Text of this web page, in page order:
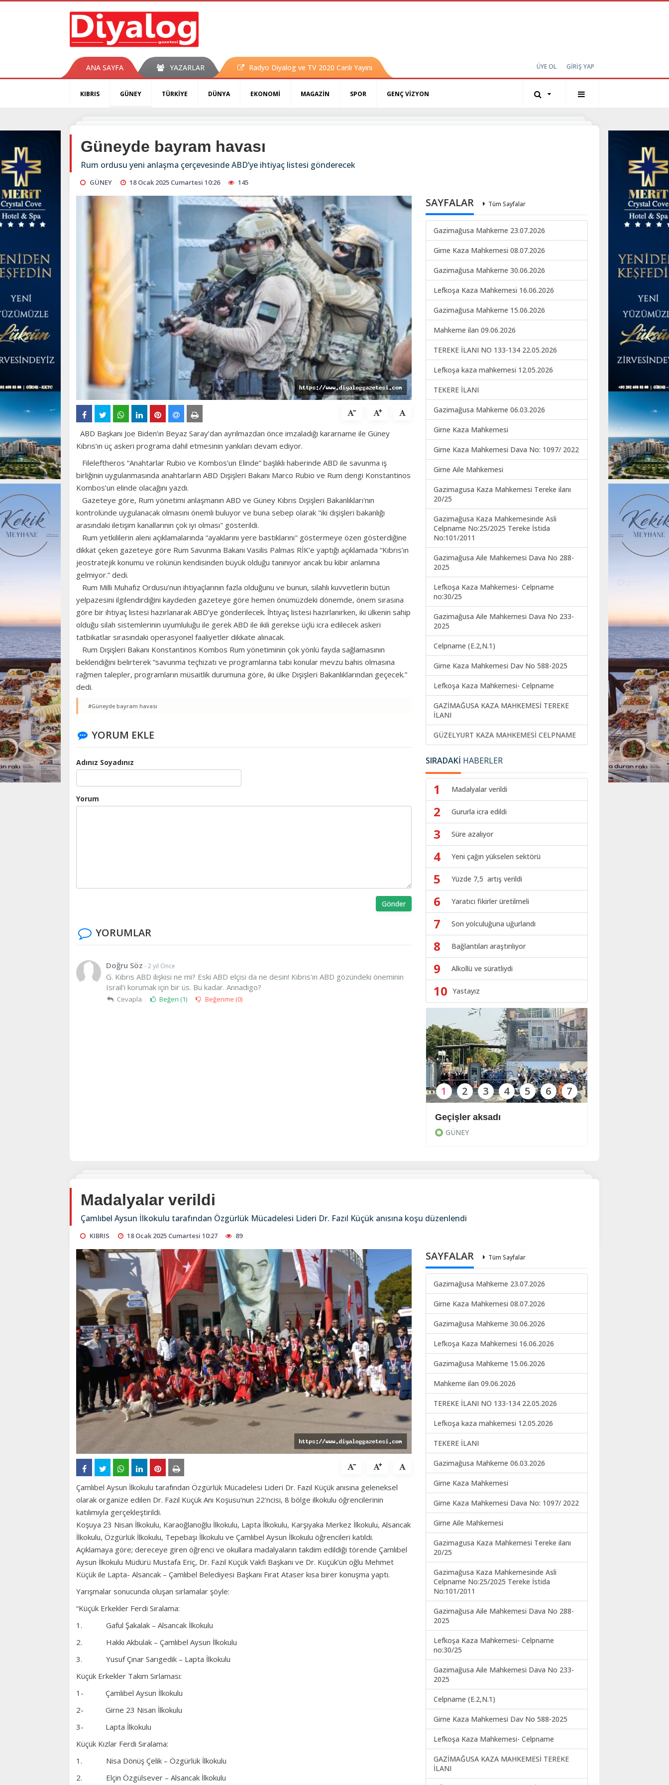
ANA SAYFA YAZARLAR Radyo Diyalog ve TV 2020 Canlı Yayını ÜYE OL GİRİŞ YAP
KIBRIS GÜNEY TÜRKİYE DÜNYA EKONOMİ MAGAZİN SPOR GENÇ VİZYON
Güneyde bayram havası
Rum ordusu yeni anlaşma çerçevesinde ABD’ye ihtiyaç listesi gönderecek
GÜNEY 18 Ocak 2025 Cumartesi 10:26 145
ABD Başkanı Joe Biden’ın Beyaz Saray’dan ayrılmazdan önce imzaladığı kararname ile Güney
Kıbrıs’ın üç askeri programa dahil etmesinin yankıları devam ediyor.
Fileleftheros “Anahtarlar Rubio ve Kombos’un Elinde” başlıklı haberinde ABD ile savunma iş
birliğinin uygulanmasında anahtarların ABD Dışişleri Bakanı Marco Rubio ve Rum dengi Konstantinos
Kombos’un elinde olacağını yazdı.
Gazeteye göre, Rum yönetimi anlaşmanın ABD ve Güney Kıbrıs Dışişleri Bakanlıkları'nın
kontrolünde uygulanacak olmasını önemli buluyor ve buna sebep olarak "iki dışişleri bakanlığı
arasındaki iletişim kanallarının çok iyi olması" gösterildi.
Rum yetkililerin aleni açıklamalarında “ayaklarını yere bastıklarını" göstermeye özen gösterdiğine
dikkat çeken gazeteye göre Rum Savunma Bakanı Vasilis Palmas RİK’e yaptığı açıklamada “Kıbrıs’ın
jeostratejik konumu ve rolünün kendisinden büyük olduğu tanınıyor ancak bu kibir anlamına
gelmiyor.” dedi.
Rum Milli Muhafız Ordusu’nun ihtiyaçlarının fazla olduğunu ve bunun, silahlı kuvvetlerin bütün
yelpazesini ilgilendirdiğini kaydeden gazeteye göre hemen önümüzdeki dönemde, önem sırasına
göre bir ihtiyaç listesi hazırlanarak ABD’ye gönderilecek. İhtiyaç listesi hazırlanırken, iki ülkenin sahip
olduğu silah sistemlerinin uyumluluğu ile gerek ABD ile ikili gerekse üçlü icra edilecek askeri
tatbikatlar sırasındaki operasyonel faaliyetler dikkate alınacak.
Rum Dışişleri Bakanı Konstantinos Kombos Rum yönetiminin çok yönlü fayda sağlamasının
beklendiğini belirterek “savunma teçhizatı ve programlarına tabi konular mevzu bahis olmasına
rağmen talepler, programların müsaitlik durumuna göre, iki ülke Dışişleri Bakanlıklarından geçecek.”
dedi.
#Güneyde bayram havası
YORUM EKLE
Adınız Soyadınız
Yorum
Gönder
YORUMLAR
Doğru Söz - 2 yıl Önce
G. Kıbrıs ABD ilişkisi ne mi? Eski ABD elçisi da ne desin! Kıbrıs'ın ABD gözündeki öneminin
Israil'i korumak için bir üs. Bu kadar. Annadigo?
Cevapla Beğen (1) Beğenme (0)
SAYFALAR Tüm Sayfalar
Gazimağusa Mahkeme 23.07.2026
Girne Kaza Mahkemesi 08.07.2026
Gazimağusa Mahkeme 30.06.2026
Lefkoşa Kaza Mahkemesi 16.06.2026
Gazimağusa Mahkeme 15.06.2026
Mahkeme ilan 09.06.2026
TEREKE İLANI NO 133-134 22.05.2026
Lefkoşa kaza mahkemesi 12.05.2026
TEKERE İLANI
Gazimağusa Mahkeme 06.03.2026
Girne Kaza Mahkemesi
Girne Kaza Mahkemesi Dava No: 1097/ 2022
Girne Aile Mahkemesi
Gazimagusa Kaza Mahkemesi Tereke ilanı
20/25
Gazimağusa Kaza Mahkemesinde Asli
Celpname No:25/2025 Tereke İstida
No:101/2011
Gazimağusa Aile Mahkemesi Dava No 288-
2025
Lefkoşa Kaza Mahkemesi- Celpname
no:30/25
Gazimağusa Aile Mahkemesi Dava No 233-
2025
Celpname (E.2,N.1)
Girne Kaza Mahkemesi Dav No 588-2025
Lefkoşa Kaza Mahkemesi- Celpname
GAZİMAĞUSA KAZA MAHKEMESİ TEREKE
İLANI
GÜZELYURT KAZA MAHKEMESİ CELPNAME
SIRADAKİ HABERLER
1 Madalyalar verildi
2 Gururla icra edildi
3 Süre azalıyor
4 Yeni çağın yükselen sektörü
5 Yüzde 7,5 artış verildi
6 Yaratıcı fikirler üretilmeli
7 Son yolculuğuna uğurlandı
8 Bağlantıları araştırılıyor
9 Alkollü ve süratliydi
10 Yastayız
Geçişler aksadı
GÜNEY
1 2 3 4 5 6 7
Madalyalar verildi
Çamlıbel Aysun İlkokulu tarafından Özgürlük Mücadelesi Lideri Dr. Fazıl Küçük anısına koşu düzenlendi
KIBRIS 18 Ocak 2025 Cumartesi 10:27 89
Çamlıbel Aysun İlkokulu tarafından Özgürlük Mücadelesi Lideri Dr. Fazıl Küçük anısına geleneksel
olarak organize edilen Dr. Fazıl Küçük Anı Koşusu'nun 22'ncisi, 8 bölge ilkokulu öğrencilerinin
katılımıyla gerçekleştirildi.
Koşuya 23 Nisan İlkokulu, Karaoğlanoğlu İlkokulu, Lapta İlkokulu, Karşıyaka Merkez İlkokulu, Alsancak
İlkokulu, Özgürlük İlkokulu, Tepebaşı İlkokulu ve Çamlıbel Aysun İlkokulu öğrencileri katıldı.
Açıklamaya göre; dereceye giren öğrenci ve okullara madalyaların takdim edildiği törende Çamlıbel
Aysun İlkokulu Müdürü Mustafa Eriç, Dr. Fazıl Küçük Vakfı Başkanı ve Dr. Küçük’ün oğlu Mehmet
Küçük ile Lapta- Alsancak – Çamlıbel Belediyesi Başkanı Fırat Ataser kısa birer konuşma yaptı.
Yarışmalar sonucunda oluşan sırlamalar şöyle:
“Küçük Erkekler Ferdi Sıralama:
1. Gaful Şakalak – Alsancak İlkokulu
2. Hakkı Akbulak – Çamlıbel Aysun İlkokulu
3. Yusuf Çınar Sarıgedik – Lapta İlkokulu
Küçük Erkekler Takım Sırlaması:
1- Çamlıbel Aysun İlkokulu
2- Girne 23 Nisan İlkokulu
3- Lapta İlkokulu
Küçük Kızlar Ferdi Sıralama:
1. Nisa Dönüş Çelik – Özgürlük İlkokulu
2. Elçin Özgülsever – Alsancak İlkokulu
SAYFALAR Tüm Sayfalar
Gazimağusa Mahkeme 23.07.2026
Girne Kaza Mahkemesi 08.07.2026
Gazimağusa Mahkeme 30.06.2026
Lefkoşa Kaza Mahkemesi 16.06.2026
Gazimağusa Mahkeme 15.06.2026
Mahkeme ilan 09.06.2026
TEREKE İLANI NO 133-134 22.05.2026
Lefkoşa kaza mahkemesi 12.05.2026
TEKERE İLANI
Gazimağusa Mahkeme 06.03.2026
Girne Kaza Mahkemesi
Girne Kaza Mahkemesi Dava No: 1097/ 2022
Girne Aile Mahkemesi
Gazimagusa Kaza Mahkemesi Tereke ilanı
20/25
Gazimağusa Kaza Mahkemesinde Asli
Celpname No:25/2025 Tereke İstida
No:101/2011
Gazimağusa Aile Mahkemesi Dava No 288-
2025
Lefkoşa Kaza Mahkemesi- Celpname
no:30/25
Gazimağusa Aile Mahkemesi Dava No 233-
2025
Celpname (E.2,N.1)
Girne Kaza Mahkemesi Dav No 588-2025
Lefkoşa Kaza Mahkemesi- Celpname
GAZİMAĞUSA KAZA MAHKEMESİ TEREKE
İLANI